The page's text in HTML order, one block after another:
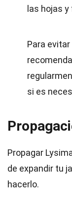
las hojas
Para
si es
Propagar
de expandir tu
hacerlo.